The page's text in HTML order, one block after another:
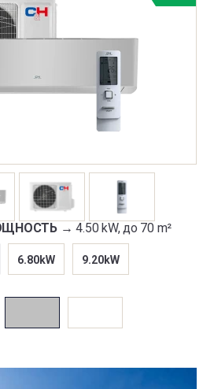
→4.50 kW, до 70 m²
6.80kW 9.20kW